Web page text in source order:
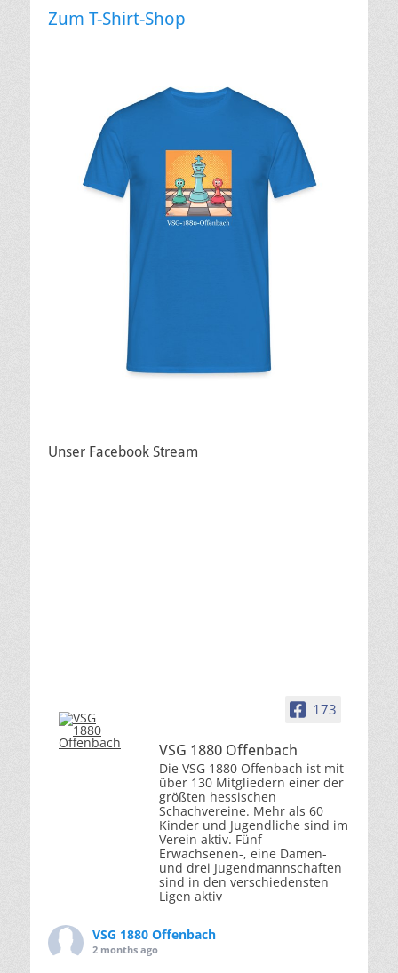
Zum T-Shirt-Shop
Unser Facebook Stream
173
VSG 1880 Offenbach
Die VSG 1880 Offenbach ist mit
über 130 Mitgliedern einer der
größten hessischen
Schachvereine. Mehr als 60
Kinder und Jugendliche sind im
Verein aktiv. Fünf
Erwachsenen-, eine Damen-
und drei Jugendmannschaften
sind in den verschiedensten
Ligen aktiv
VSG 1880 Offenbach
2 months ago